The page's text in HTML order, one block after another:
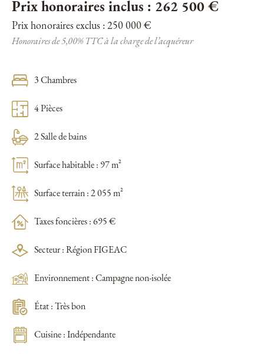
Prix honoraires inclus : 262 500 €
Prix honoraires exclus : 250 000 €
Honoraires de 5,00% TTC à la charge de l’acquéreur
3 Chambres
4 Pièces
2 Salle de bains
Surface habitable : 97 m²
Surface terrain : 2 055 m²
Taxes foncières : 695 €
Secteur : Région FIGEAC
Environnement : Campagne non-isolée
État : Très bon
Cuisine : Indépendante